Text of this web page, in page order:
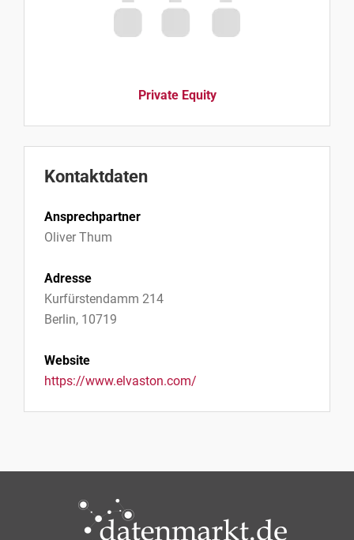
Private Equity
Kontaktdaten
Ansprechpartner
Oliver Thum
Adresse
Kurfürstendamm 214
Berlin, 10719
Website
https://www.elvaston.com/